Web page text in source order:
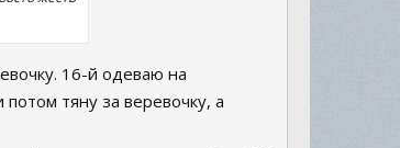
16-й одеваю на
тяну за веревочку, а